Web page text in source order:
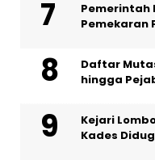
Pemerintah
Pemekaran
Daftar
hingga
Kejari
Kades